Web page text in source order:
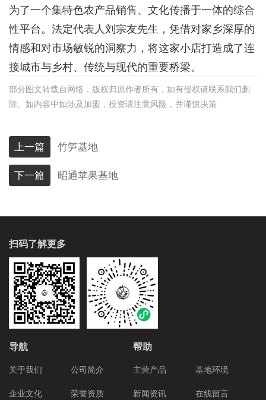
为了一个集特色农产品销售、文化传播于一体的综合
性平台。法定代表人刘宗友先生，凭借对家乡深厚的
情感和对市场敏锐的洞察力，将这家小店打造成了连
接城市与乡村、传统与现代的重要桥梁。
部分图文转载自网络，版权归原作者所有，如有侵权请联系我们删
除。如内容中如涉及加盟，投资请注意风险，并谨慎决策
上一篇
竹笋基地
下一篇
昭通苹果基地
扫码了解更多
导航
关于我们
公司简介
企业文化
荣誉资质
帮助
主营产品
基地环境
新闻资讯
在线留言